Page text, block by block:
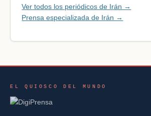
Ver todos los periódicos de Irán →
Prensa especializada de Irán →
EL QUIOSCO DEL MUNDO